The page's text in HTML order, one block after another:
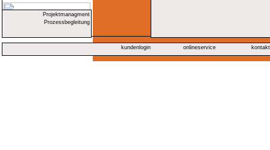
Projektmanagment
Prozessbegleitung
kundenlogin onlineservice kontakt